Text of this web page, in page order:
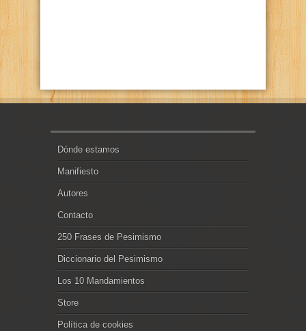
Dónde estamos
Manifiesto
Autores
Contacto
250 Frases de Pesimismo
Diccionario del Pesimismo
Los 10 Mandamientos
Store
Política de cookies